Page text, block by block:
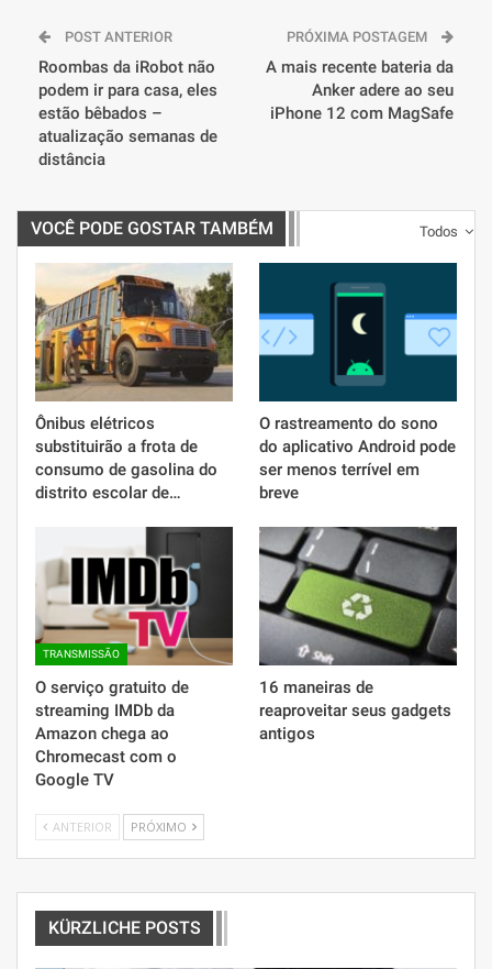
POST ANTERIOR
Roombas da iRobot não
podem ir para casa, eles
estão bêbados –
atualização semanas de
distância
PRÓXIMA POSTAGEM
A mais recente bateria da
Anker adere ao seu
iPhone 12 com MagSafe
Todos
VOCÊ PODE GOSTAR TAMBÉM
Ônibus elétricos
substituirão a frota de
consumo de gasolina do
distrito escolar de…
O rastreamento do sono
do aplicativo Android pode
ser menos terrível em
breve
TRANSMISSÃO
O serviço gratuito de
streaming IMDb da
Amazon chega ao
Chromecast com o
Google TV
16 maneiras de
reaproveitar seus gadgets
antigos
ANTERIOR PRÓXIMO
KÜRZLICHE POSTS